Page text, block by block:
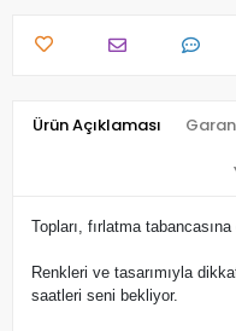
Ürün Açıklaması
Topları, fırlatma
Renkleri ve tasarımıyla
saatleri seni bekliyor.